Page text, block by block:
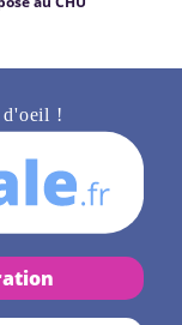
d'oeil !